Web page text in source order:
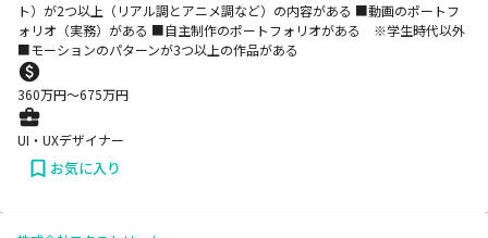
ト）が2つ以上（リアル調とアニメ調など）の内容がある ■動画のポートフ
ォリオ（実務）がある ■自主制作のポートフォリオがある ※学生時代以外
■モーションのパターンが3つ以上の作品がある
360万円〜675万円
UI・UXデザイナー
お気に入り